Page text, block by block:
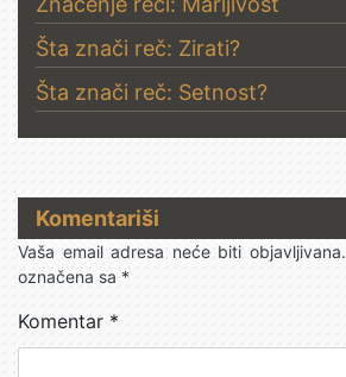
Šta znači reč: Zirati?
Šta znači reč: Setnost?
Komentariši
Vaša email adresa neće biti objavljivana.
označena sa*
Komentar *